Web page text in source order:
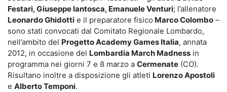
Festari, Giuseppe Iantosca, Emanuele Venturi; l’allenatore
Leonardo Ghidotti e il preparatore fisico Marco Colombo –
sono stati convocati dal Comitato Regionale Lombardo,
nell’ambito del Progetto Academy Games Italia, annata
2012, in occasione del Lombardia March Madness in
programma nei giorni 7 e 8 marzo a Cermenate (CO).
Risultano inoltre a disposizione gli atleti Lorenzo Apostoli
e Alberto Temponi.